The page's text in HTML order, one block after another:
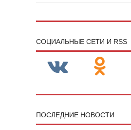
CОЦИАЛЬНЫЕ СЕТИ И RSS
ПОСЛЕДНИЕ НОВОСТИ